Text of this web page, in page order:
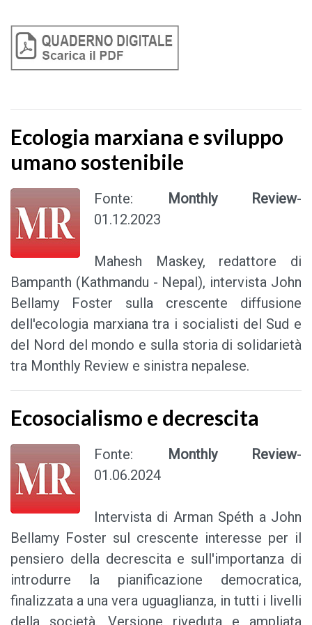
Ecologia marxiana e sviluppo
umano sostenibile
Fonte: Monthly Review-
01.12.2023
Mahesh Maskey, redattore di
Bampanth (Kathmandu - Nepal), intervista John
Bellamy Foster sulla crescente diffusione
dell'ecologia marxiana tra i socialisti del Sud e
del Nord del mondo e sulla storia di solidarietà
tra Monthly Review e sinistra nepalese.
Ecosocialismo e decrescita
Fonte: Monthly Review-
01.06.2024
Intervista di Arman Spéth a John
Bellamy Foster sul crescente interesse per il
pensiero della decrescita e sull'importanza di
introdurre la pianificazione democratica,
finalizzata a una vera uguaglianza, in tutti i livelli
della società. Versione riveduta e ampliata